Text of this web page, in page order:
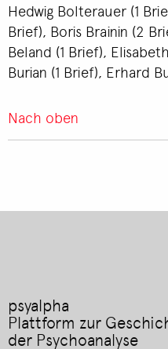
Hedwig Bolterauer (1
Brief), Boris Brainin (2
Beland (1 Brief),
Burian (1 Brief), Erhard
Nach oben
psyalpha
Plattform zur
der Psychoanalyse